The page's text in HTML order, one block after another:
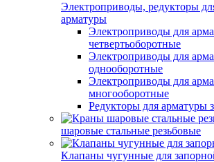
Электроприводы, редукторы
арматуры
Электроприводы для
четвертьоборотные
Электроприводы для
однооборотные
Электроприводы для
многооборотные
Редукторы для арматуры
шаровые стальные резьбовые
Клапаны чугунные для